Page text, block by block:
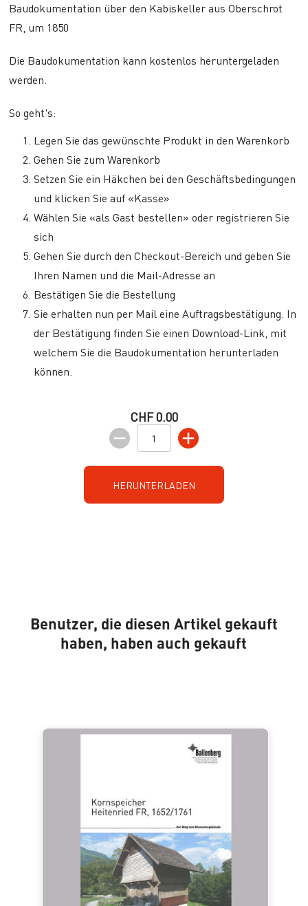
Baudokumentation über den Kabiskeller aus Oberschrot
FR, um 1850
Die Baudokumentation kann kostenlos heruntergeladen
werden.
So geht's:
Legen Sie das gewünschte Produkt in den Warenkorb
Gehen Sie zum Warenkorb
Setzen Sie ein Häkchen bei den Geschäftsbedingungen
und klicken Sie auf «Kasse»
Wählen Sie «als Gast bestellen» oder registrieren Sie
sich
Gehen Sie durch den Checkout-Bereich und geben Sie
Ihren Namen und die Mail-Adresse an
Bestätigen Sie die Bestellung
Sie erhalten nun per Mail eine Auftragsbestätigung. In
der Bestätigung finden Sie einen Download-Link, mit
welchem Sie die Baudokumentation herunterladen
können.
CHF 0.00
HERUNTERLADEN
Benutzer, die diesen Artikel gekauft
haben, haben auch gekauft